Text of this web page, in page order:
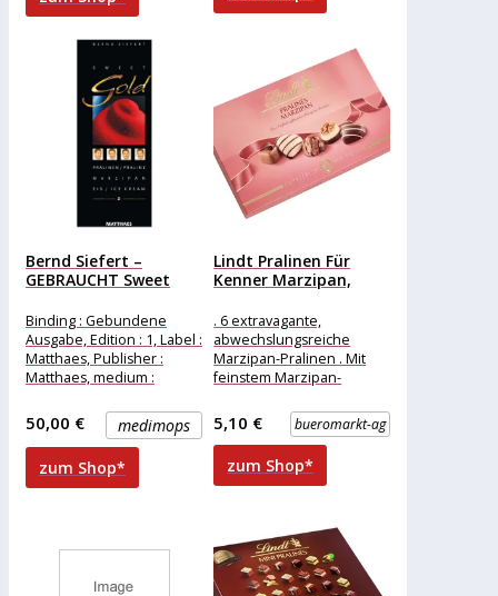
Kakaobutter), SAHNE,
PISTAZIEN, Emulgator:
Bernd Siefert –
GEBRAUCHT Sweet
Binding : Gebundene
Ausgabe, Edition : 1, Label :
Matthaes, Publisher :
Matthaes, medium :
numberOfPages : 400,
medimops
50,00 €
zum Shop*
Lindt Pralinen Für
Kenner Marzipan,
. 6 extravagante,
abwechslungsreiche
Marzipan-Pralinen . Mit
feinstem Marzipan-
Walnuss-Marzipan
Merkmale: Ausführung:
Geschenk weitere
Produktinformationen:
Inhalt: 125g, Sorten:
bueromarkt-ag
5,10 €
zum Shop*